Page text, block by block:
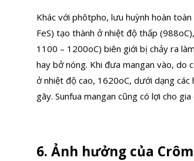
Khác với phôtpho, lưu huỳnh hoàn
FeS) tạo thành ở nhiệt độ thấp
1100 – 1200oC) biên giới bị chảy ra
hay bở nóng. Khi đưa mangan vào, do
ở nhiệt độ cao, 1620oC, dưới dạng
gãy. Sunfua mangan cũng có lợi cho gia
6. Ảnh hưởng của